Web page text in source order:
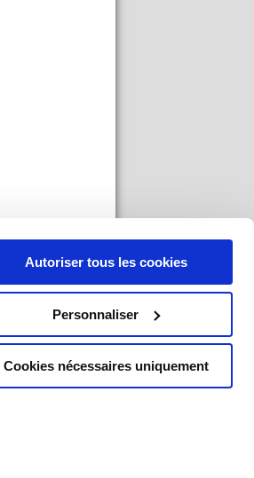
Autoriser tous les cookies
Personnaliser
Cookies nécessaires uniquement